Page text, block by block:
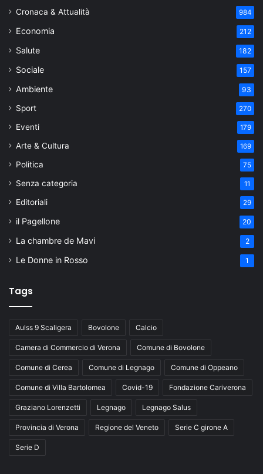
Cronaca & Attualità 984
Economia 212
Salute 182
Sociale 157
Ambiente 93
Sport 270
Eventi 179
Arte & Cultura 169
Politica 75
Senza categoria 11
Editoriali 29
il Pagellone 20
La chambre de Mavi 2
Le Donne in Rosso 1
Tags
Aulss 9 Scaligera Bovolone Calcio
Camera di Commercio di Verona Comune di Bovolone
Comune di Cerea Comune di Legnago Comune di Oppeano
Comune di Villa Bartolomea Covid-19 Fondazione Cariverona
Graziano Lorenzetti Legnago Legnago Salus
Provincia di Verona Regione del Veneto Serie C girone A
Serie D